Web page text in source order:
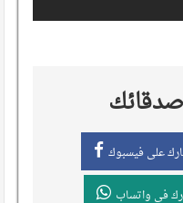
على فيسبوك
في واتساب